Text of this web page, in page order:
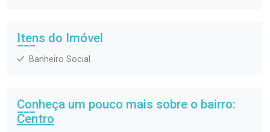
Itens do Imóvel
Banheiro Social
Conheça um pouco mais sobre o bairro:
Centro